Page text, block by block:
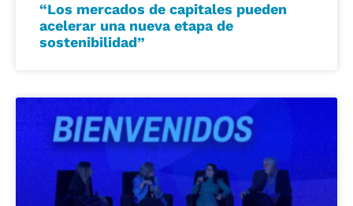
“Los mercados de capitales pueden
acelerar una nueva etapa de
sostenibilidad”